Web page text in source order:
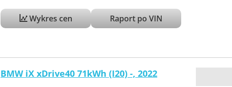
Wykres cen Raport po VIN
BMW iX xDrive40 71kWh (I20) -, 2022